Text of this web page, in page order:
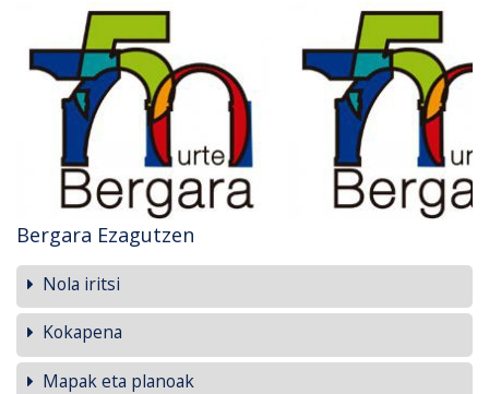
Bergara Ezagutzen
Nola iritsi
Kokapena
Mapak eta planoak